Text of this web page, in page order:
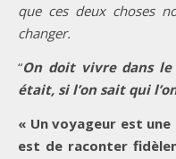
que ces deux choses
changer.
“On doit vivre dans
était, si l’on sait qui
« Un voyageur est
est de raconter